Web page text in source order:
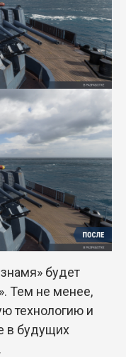
будет
Тем не менее,
технологию и
в будущих